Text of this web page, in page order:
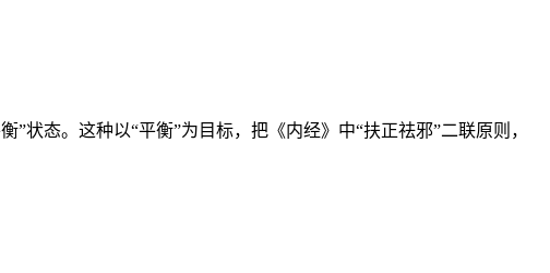
状态。这种以“平衡”为目标，把《内经》中“扶正祛邪”二联原则，